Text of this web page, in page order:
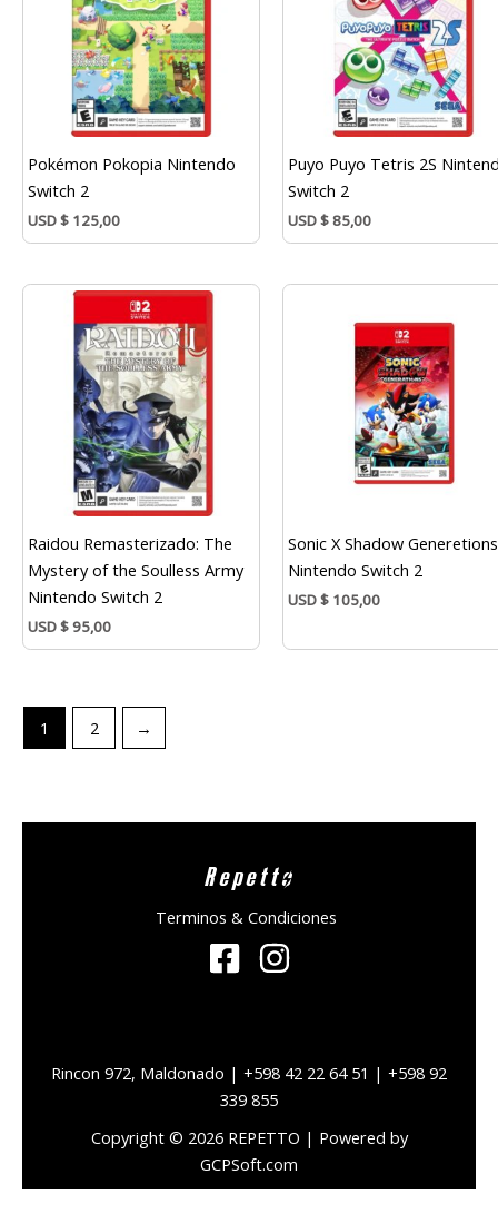
Pokémon Pokopia Nintendo
Switch 2
USD$ 125,00
Puyo Puyo Tetris 2S
Switch 2
USD$85,00
Raidou Remasterizado: The
Mystery of the Soulless Army
Nintendo Switch 2
USD$95,00
Sonic X Shadow Generetions
Nintendo Switch 2
USD$ 105,00
1 2 →
Repetto
Terminos & Condiciones
Rincon 972, Maldonado | +598 42 22 64 51 | +598 92
339 855
Copyright © 2026 REPETTO | Powered by
GCPSoft.com